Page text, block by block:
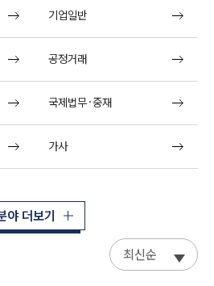
기업일반
공정거래
국제법무·중재
가사
야 더보기
최신순